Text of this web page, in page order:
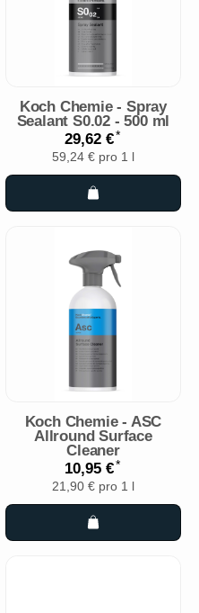
Koch Chemie - Spray
Sealant S0.02 - 500 ml
29,62 €*
59,24 € pro 1 l
Koch Chemie - ASC
Allround Surface
Cleaner
10,95 €*
21,90 € pro 1 l